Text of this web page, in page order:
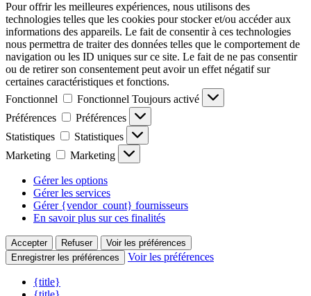
Pour offrir les meilleures expériences, nous utilisons des
technologies telles que les cookies pour stocker et/ou accéder aux
informations des appareils. Le fait de consentir à ces technologies
nous permettra de traiter des données telles que le comportement de
navigation ou les ID uniques sur ce site. Le fait de ne pas consentir
ou de retirer son consentement peut avoir un effet négatif sur
certaines caractéristiques et fonctions.
Fonctionnel
Fonctionnel Toujours activé
Préférences
Préférences
Statistiques
Statistiques
Marketing
Marketing
Gérer les options
Gérer les services
Gérer {vendor_count} fournisseurs
En savoir plus sur ces finalités
Accepter Refuser
Voir les préférences
Enregistrer les préférences
Voir les préférences
{title}